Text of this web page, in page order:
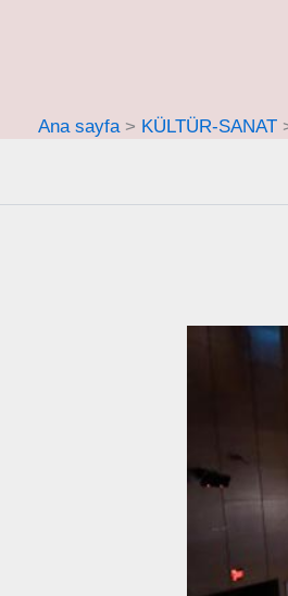
Ana sayfa KÜLTÜR-SANAT